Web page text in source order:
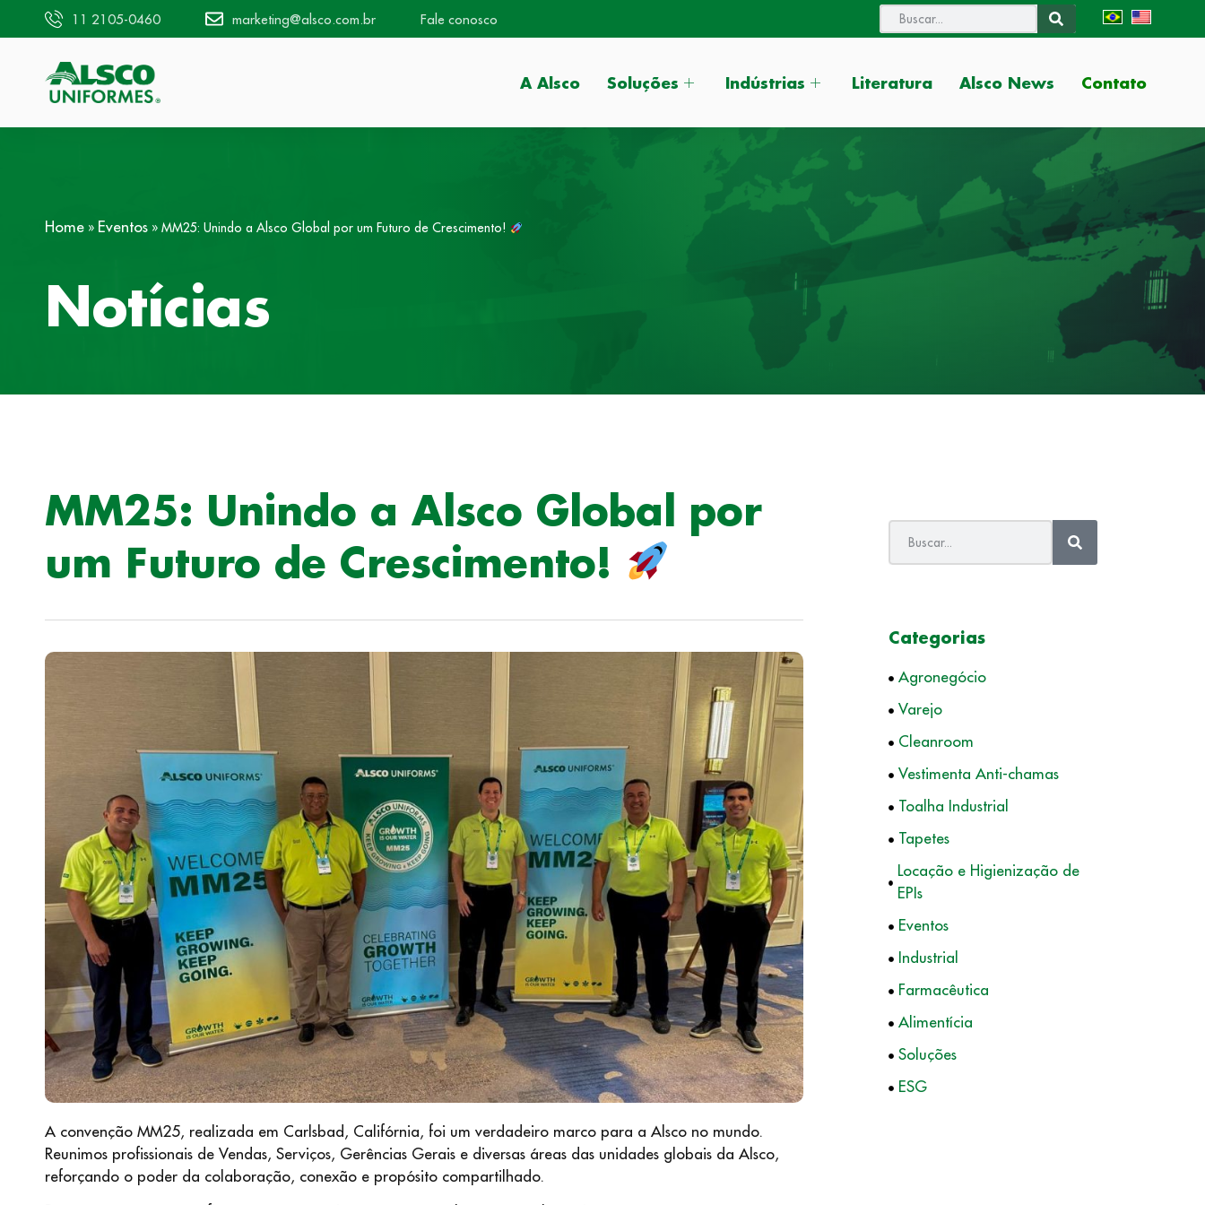
11 2105-0460 marketing@alsco.com.br Fale conosco
A Alsco Soluções Indústrias Literatura Alsco News Contato
Home » Eventos » MM25: Unindo a Alsco Global por um Futuro de Crescimento!
Notícias
MM25: Unindo a Alsco Global por
um Futuro de Crescimento!
A convenção MM25, realizada em Carlsbad, Califórnia, foi um verdadeiro marco para a Alsco no mundo.
Reunimos profissionais de Vendas, Serviços, Gerências Gerais e diversas áreas das unidades globais da Alsco,
reforçando o poder da colaboração, conexão e propósito compartilhado.
Categorias
Agronegócio
Varejo
Cleanroom
Vestimenta Anti-chamas
Toalha Industrial
Tapetes
Locação e Higienização de
EPIs
Eventos
Industrial
Farmacêutica
Alimentícia
Soluções
ESG